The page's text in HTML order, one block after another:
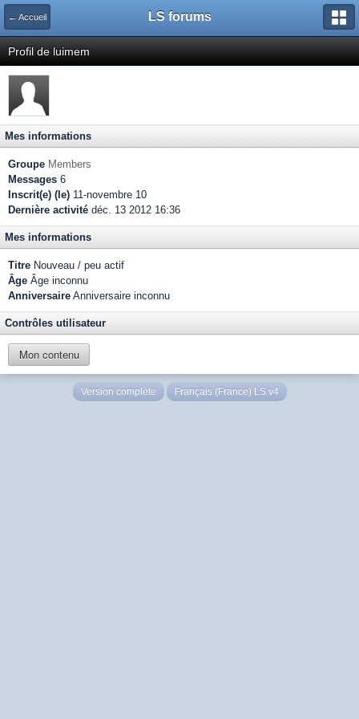
← Accueil LS forums
Profil de luimem
Mes informations
Groupe Members
Messages 6
Inscrit(e) (le) 11-novembre 10
Dernière activité déc. 13 2012 16:36
Mes informations
Titre Nouveau / peu actif
Âge Âge inconnu
Anniversaire Anniversaire inconnu
Contrôles utilisateur
Mon contenu
Version complète Français (France) LS v4